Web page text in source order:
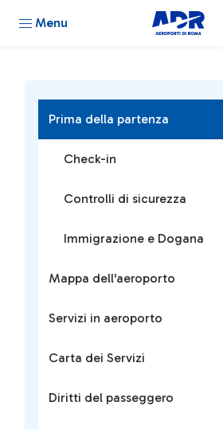
Menu
Prima della partenza
Check-in
Controlli di sicurezza
Immigrazione e Dogana
Mappa dell'aeroporto
Servizi in aeroporto
Carta dei Servizi
Diritti del passeggero